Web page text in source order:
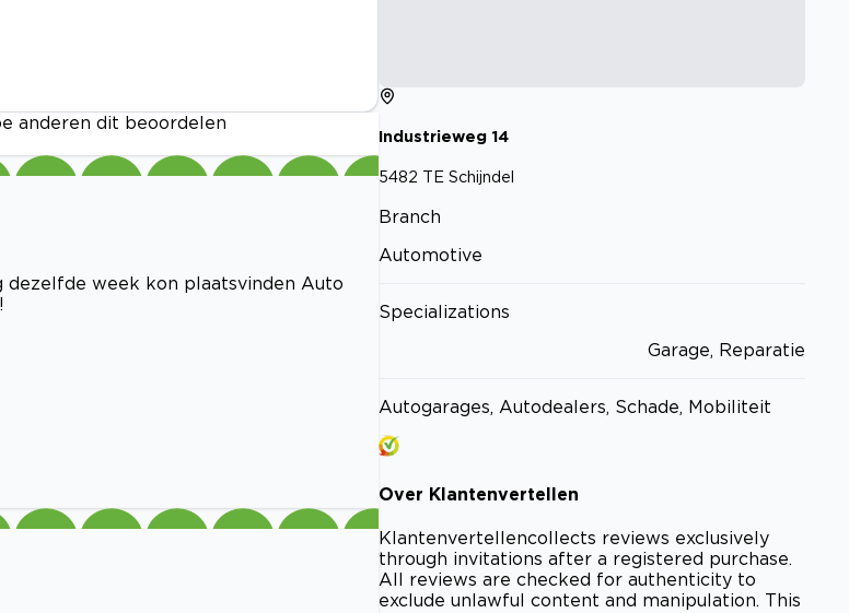
anderen dit beoordelen
dezelfde week kon plaatsvinden Auto
Industrieweg 14
5482 TE Schijndel
Branch
Automotive
Specializations
Garage, Reparatie
Autogarages, Autodealers, Schade, Mobiliteit
Over Klantenvertellen
Klantenvertellencollects reviews exclusively
through invitations after a registered purchase.
All reviews are checked for authenticity to
exclude unlawful content and manipulation. This